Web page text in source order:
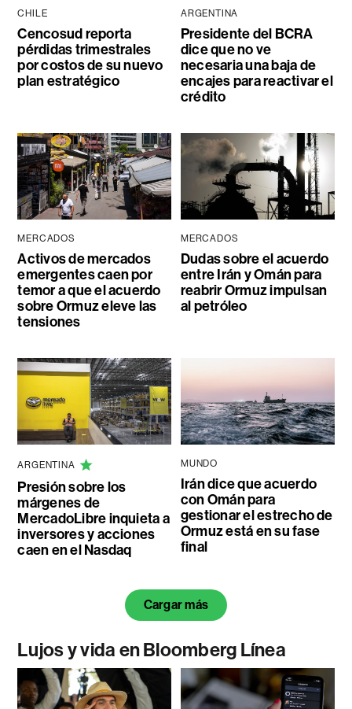
CHILE
Cencosud reporta
pérdidas trimestrales
por costos de su nuevo
plan estratégico
ARGENTINA
Presidente del BCRA
dice que no ve
necesaria una baja de
encajes para reactivar el
crédito
MERCADOS
Activos de mercados
emergentes caen por
temor a que el acuerdo
sobre Ormuz eleve las
tensiones
MERCADOS
Dudas sobre el acuerdo
entre Irán y Omán para
reabrir Ormuz impulsan
al petróleo
ARGENTINA
Presión sobre los
márgenes de
MercadoLibre inquieta a
inversores y acciones
caen en el Nasdaq
MUNDO
Irán dice que acuerdo
con Omán para
gestionar el estrecho de
Ormuz está en su fase
final
Cargar más
Lujos y vida en Bloomberg Línea